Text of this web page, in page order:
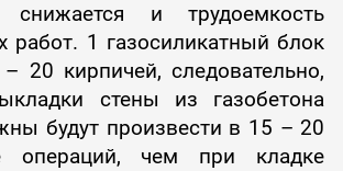
снижается и трудоемкость
работ. 1 газосиликатный блок
20 кирпичей, следовательно,
стены из газобетона
будут произвести в 15 – 20
операций, чем при кладке